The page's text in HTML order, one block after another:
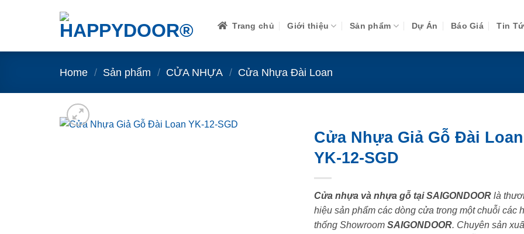
Trang chủ Giới thiệu Sản phẩm Dự Án Báo Giá Tin
Home / Sản phẩm / CỬA NHỰA / Cửa Nhựa Đài Loan
Cửa Nhựa Giả Gỗ Đài Loan
YK-12-SGD
Cửa nhựa và nhựa gỗ tại SAIGONDOORlà
hiệu sản phẩm các dòng cửa trong một chuỗi các
thống Showroom SAIGONDOOR. Chuyên sản